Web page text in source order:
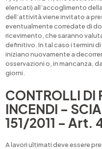
elencati) all’accoglimento
dell’attività viene invitato a
eventualmente corredate di
ricevimento, che saranno
definitivo. In tal caso i termini
iniziano nuovamente a
osservazioni o, in mancanza,
giorni.
CONTROLLI DI
INCENDI –
151/2011 – Art.
A lavori ultimati deve essere